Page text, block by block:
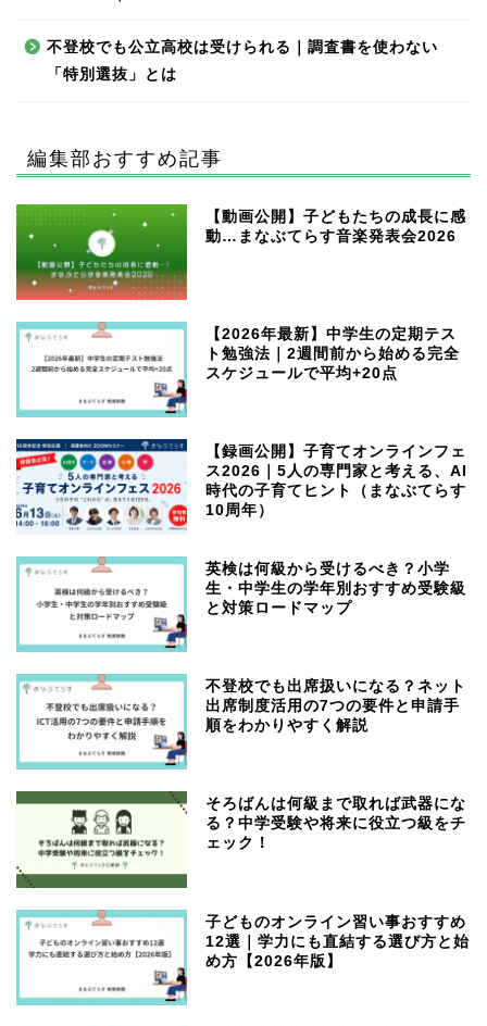
不登校でも公立高校は受けられる｜調査書を使わない
「特別選抜」とは
編集部おすすめ記事
【動画公開】子どもたちの成長に感
動…まなぶてらす音楽発表会2026
【2026年最新】中学生の定期テス
ト勉強法｜2週間前から始める完全
スケジュールで平均+20点
【録画公開】子育てオンラインフェ
ス2026｜5人の専門家と考える、AI
時代の子育てヒント（まなぶてらす
10周年）
英検は何級から受けるべき？小学
生・中学生の学年別おすすめ受験級
と対策ロードマップ
不登校でも出席扱いになる？ネット
出席制度活用の7つの要件と申請手
順をわかりやすく解説
そろばんは何級まで取れば武器にな
る？中学受験や将来に役立つ級をチ
ェック！
子どものオンライン習い事おすすめ
12選｜学力にも直結する選び方と始
め方【2026年版】